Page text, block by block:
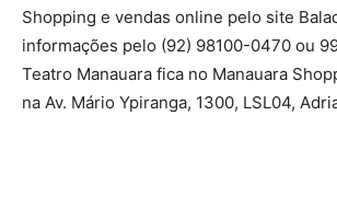
Shopping e vendas online pelo site
informações pelo (92) 98100-0470 ou
Teatro Manauara fica no Manauara
na Av. Mário Ypiranga, 1300, LSL04,